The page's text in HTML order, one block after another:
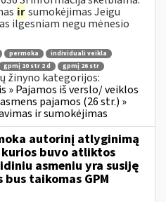
irsumokėjimas Jeigu
ilgesniam negu mėnesio
permoka
individuali veikla
gpmį 10 str 2 d
gpmį 26 str
žinyno kategorijos:
» Pajamos iš verslo/ veiklos
pajamos (26 str.) »
ir sumokėjimas
autorinį atlyginimą
kurios buvo atliktos
asmeniu yra susiję
taikomas GPM